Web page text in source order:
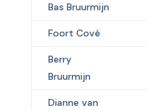
Bas Bruurmijn
Foort Cové
Berry
Bruurmijn
Dianne van